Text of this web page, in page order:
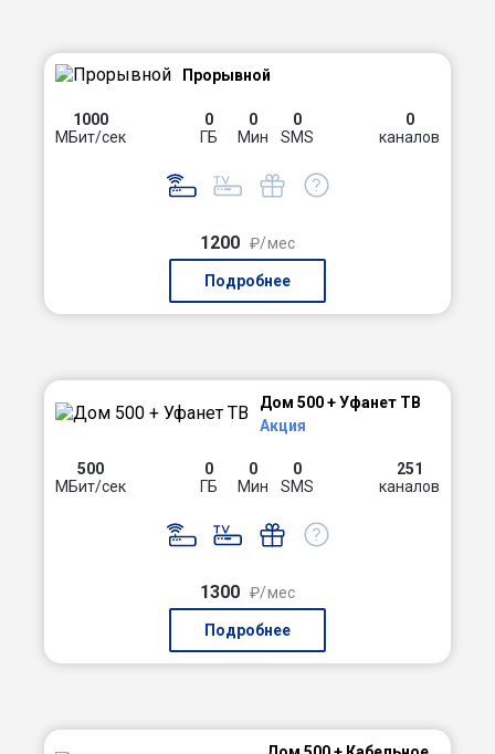
Прорывной
1000
МБит/сек
0
ГБ
0
Мин
0
SMS
0
каналов
1200 ₽/мес
Подробнее
Дом 500 + Уфанет ТВ
Акция
500
МБит/сек
0
ГБ
0
Мин
0
SMS
251
каналов
1300 ₽/мес
Подробнее